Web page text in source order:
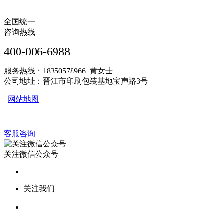
|
全国统一
咨询热线
400-006-6988
服务热线：18350578966 黄女士
公司地址：晋江市印刷包装基地宝声路3号
网站地图
客服咨询
关注微信公众号
关注我们